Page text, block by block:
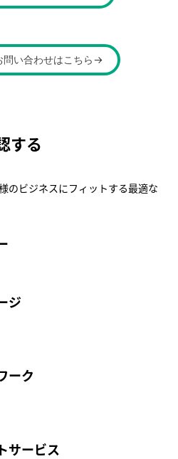
問い合わせはこちら
する
のビジネスにフィットする最適な
ジ
ーク
サービス